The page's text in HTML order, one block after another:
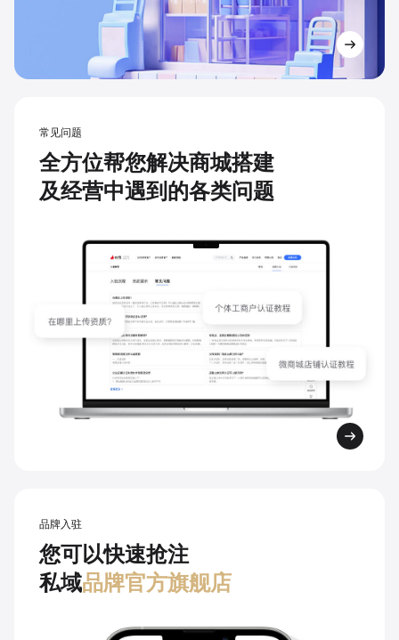
常见问题
全方位帮您解决商城搭建
及经营中遇到的各类问题
品牌入驻
您可以快速抢注
私域品牌官方旗舰店